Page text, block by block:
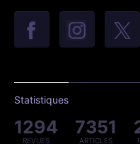
Statistiques
1294
REVUES
7351
ARTICLES